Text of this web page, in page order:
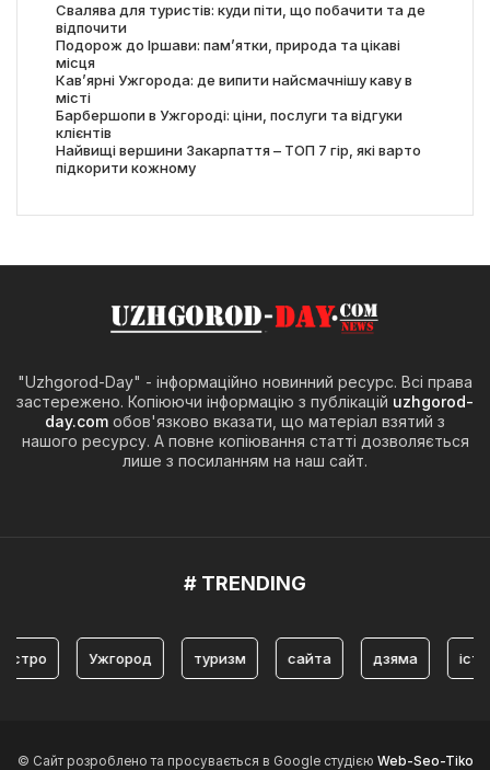
Свалява для туристів: куди піти, що побачити та де
відпочити
Подорож до Іршави: пам’ятки, природа та цікаві
місця
Кав’ярні Ужгорода: де випити найсмачнішу каву в
місті
Барбершопи в Ужгороді: ціни, послуги та відгуки
клієнтів
Найвищі вершини Закарпаття – ТОП 7 гір, які варто
підкорити кожному
"Uzhgorod-Day" - інформаційно новинний ресурс. Всі права
застережено. Копіюючи інформацію з публікацій uzhgorod-
day.com обов'язково вказати, що матеріал взятий з
нашого ресурсу. А повне копіювання статті дозволяється
лише з посиланням на наш сайт.
# TRENDING
Ужгород туризм сайта дзяма історія
© Сайт розроблено та просувається в Google студією Web-Seo-Tiko